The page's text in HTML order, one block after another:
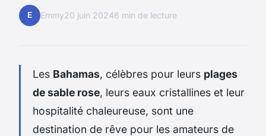
E Emmy20 juin 20246 min de lecture
Les Bahamas, célèbres pour leurs plages
de sable rose, leurs eaux cristallines et leur
hospitalité chaleureuse, sont une
destination de rêve pour les amateurs de